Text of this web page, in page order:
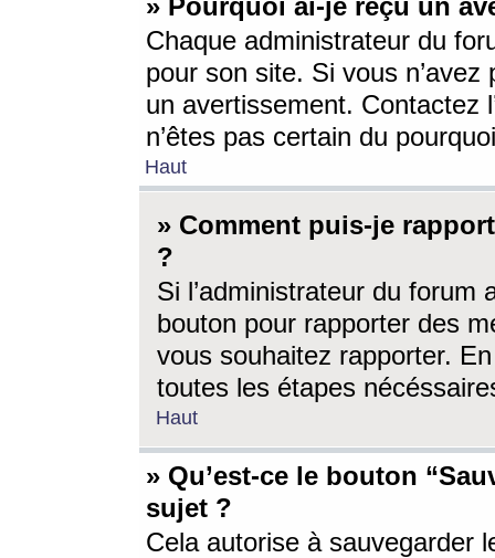
» Pourquoi ai-je reçu un
Chaque administrateur du
pour son site. Si vous
un avertissement. Contactez
n’êtes pas certain du
Haut
» Comment puis-je
?
Si l’administrateur du forum
bouton pour rapporter des
vous souhaitez rapporter.
toutes les étapes
Haut
» Qu’est-ce le bouton
sujet ?
Cela autorise à sauvegarder